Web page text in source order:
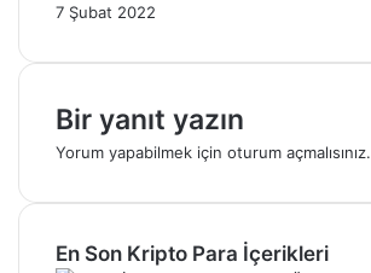
7 Şubat 2022
Bir yanıt yazın
Yorum yapabilmek için oturum açmalısınız.
En Son Kripto Para İçerikleri